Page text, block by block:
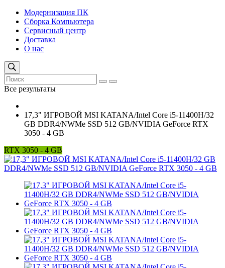
Модернизация ПК
Сборка Компьютера
Сервисный центр
Доставка
О нас
Все результаты
17,3" ИГРОВОЙ MSI KATANA/Intel Core i5-11400H/32
GB DDR4/NWMe SSD 512 GB/NVIDIA GeForce RTX
3050 - 4 GB
RTX 3050 - 4 GB